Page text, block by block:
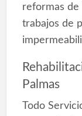
reformas de
trabajos de
Palmas
Todo